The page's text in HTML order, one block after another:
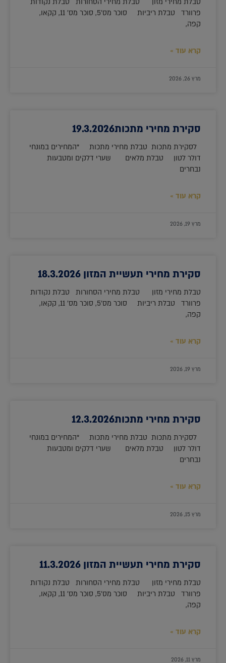
פרוורד טבלת ריביות סוכר מס'5, סוכר מס' 11, קקאו,
קפה,
קרא עוד »
מרץ 26, 2026
סקירת מחירי מתכות19.3.2026
לסקירת מתכות טבלת מחירי מתכות *המחירים במונחי
דולר לטון טבלת מלאים שערי דלקים ומטבעות
נבחרים
קרא עוד »
מרץ 19, 2026
סקירת מחירי תעשיית המזון 18.3.2026
טבלת מחירי מזון טבלת מחירי הסחורות טבלת נקודות
פרוורד טבלת ריביות סוכר מס'5, סוכר מס' 11, קקאו,
קפה,
קרא עוד »
מרץ 19, 2026
סקירת מחירי מתכות12.3.2026
לסקירת מתכות טבלת מחירי מתכות *המחירים במונחי
דולר לטון טבלת מלאים שערי דלקים ומטבעות
נבחרים
קרא עוד »
מרץ 15, 2026
סקירת מחירי תעשיית המזון 11.3.2026
טבלת מחירי מזון טבלת מחירי הסחורות טבלת נקודות
פרוורד טבלת ריביות סוכר מס'5, סוכר מס' 11, קקאו,
קפה,
קרא עוד »
מרץ 11, 2026